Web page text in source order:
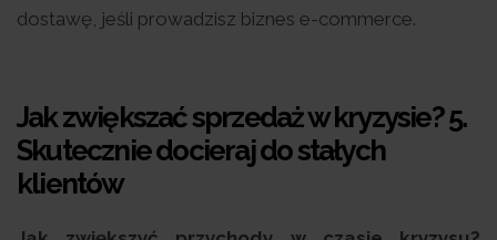
dostawę, jeśli prowadzisz biznes e-commerce.
Jak zwiększać sprzedaż w kryzysie? 5.
Skutecznie docieraj do stałych
klientów